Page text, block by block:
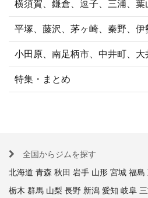
横須賀、鎌倉、逗子、三浦、葉
平塚、藤沢、茅ヶ崎、秦野、伊
小田原、南足柄市、中井町、
特集・まとめ
全国からジムを探す
北海道 青森 秋田 岩手 山形 宮城 福島
栃木 群馬 山梨 長野 新潟 愛知 岐阜